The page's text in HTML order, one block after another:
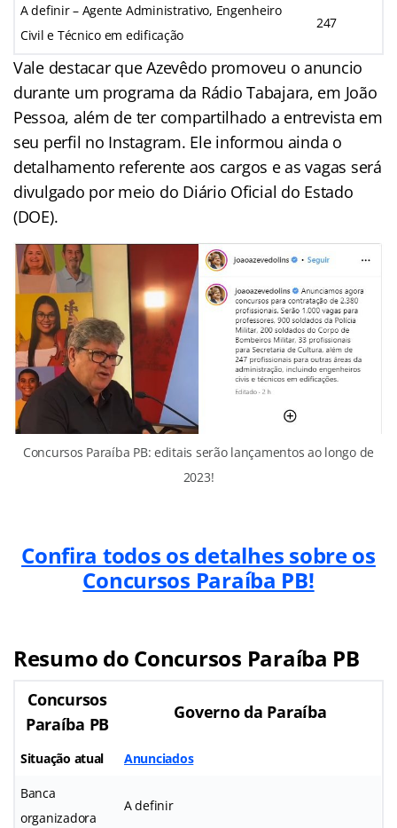
A definir – Agente Administrativo, Engenheiro
Civil e Técnico em edificação
247
Vale destacar que Azevêdo promoveu o anuncio
durante um programa da Rádio Tabajara, em João
Pessoa, além de ter compartilhado a entrevista em
seu perfil no Instagram. Ele informou ainda o
detalhamento referente aos cargos e as vagas será
divulgado por meio do Diário Oficial do Estado
(DOE).
Concursos Paraíba PB: editais serão lançamentos ao longo de
2023!
Confira todos os detalhes sobre os
Concursos Paraíba PB!
Resumo do Concursos Paraíba PB
Concursos
Paraíba PB
Governo da Paraíba
Situação atual Anunciados
Banca
organizadora
A definir